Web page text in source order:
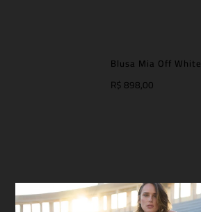
Blusa Mia Off White
R$ 898,00